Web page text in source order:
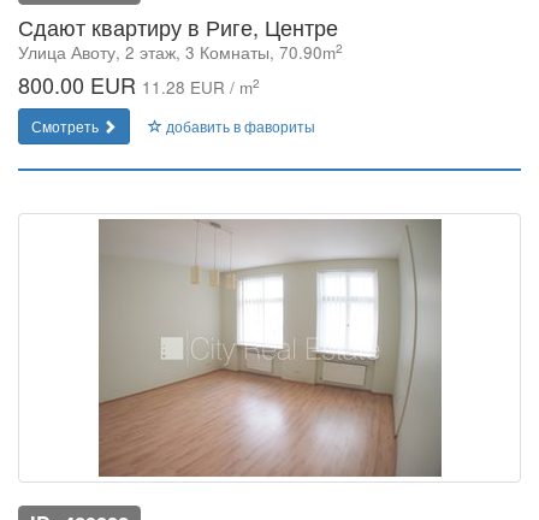
Сдают квартиру в Риге, Центре
Улица Авоту, 2 этаж, 3 Комнаты, 70.90m2
800.00 EUR 11.28 EUR / m2
Смотреть добавить в фавориты